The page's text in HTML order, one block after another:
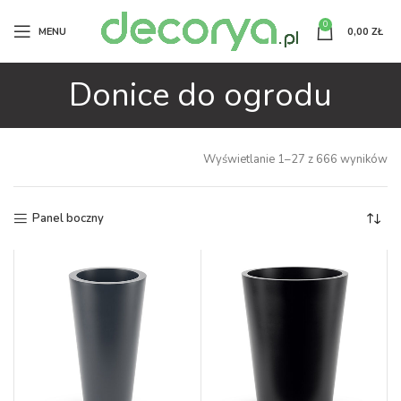
MENU
0
0,00 ZŁ
Donice do ogrodu
Wyświetlanie 1–27 z 666 wyników
Panel boczny